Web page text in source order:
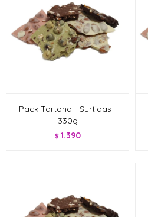
Pack Tartona - Surtidas -
330g
$ 1.390